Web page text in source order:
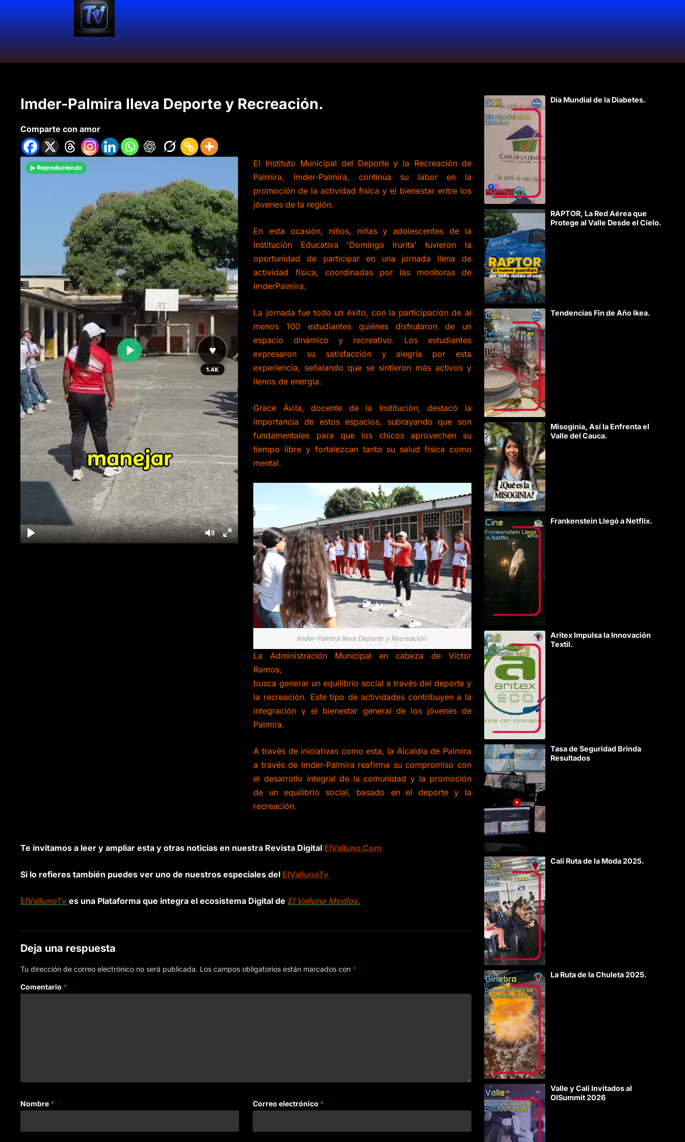
Imder-Palmira lleva Deporte y Recreación.
Comparte con amor
El Instituto Municipal del Deporte y la Recreación de
Palmira, Imder-Palmira, continúa su labor en la
promoción de la actividad física y el bienestar entre los
jóvenes de la región.
En esta ocasión, niños, niñas y adolescentes de la
Institución Educativa 'Domingo Irurita' tuvieron la
oportunidad de participar en una jornada llena de
actividad física, coordinadas por las monitoras de
ImderPalmira.
La jornada fue todo un éxito, con la participación de al
menos 100 estudiantes quiénes disfrutaron de un
espacio dinámico y recreativo. Los estudiantes
expresaron su satisfacción y alegría por esta
experiencia, señalando que se sintieron más activos y
llenos de energía.
Grace Ávila, docente de la Institución, destacó la
importancia de estos espacios, subrayando que son
fundamentales para que los chicos aprovechen su
tiempo libre y fortalezcan tanto su salud física como
mental.
Imder-Palmira lleva Deporte y Recreación.
La Administración Municipal en cabeza de Víctor
Ramos,
busca generar un equilibrio social a través del deporte y
la recreación. Este tipo de actividades contribuyen a la
integración y el bienestar general de los jóvenes de
Palmira.
A través de iniciativas como esta, la Alcaldía de Palmira
a través de Imder-Palmira reafirma su compromiso con
el desarrollo integral de la comunidad y la promoción
de un equilibrio social, basado en el deporte y la
recreación.
Te invitamos a leer y ampliar esta y otras noticias en nuestra Revista Digital ElValluno.Com
Si lo refieres también puedes ver uno de nuestros especiales del ElVallunoTv
ElVallunoTves una Plataforma que integra el ecosistema Digital de El Valluno Medios.
Deja una respuesta
Tu dirección de correo electrónico no será publicada. Los campos obligatorios están marcados con *
Comentario *
Nombre * Correo electrónico *
Día Mundial de la Diabetes.
RAPTOR, La Red Aérea que
Protege al Valle Desde el Cielo.
Tendencias Fin de Año Ikea.
Misoginia, Así la Enfrenta el
Valle del Cauca.
Frankenstein Llegó a Netflix.
Aritex Impulsa la Innovación
Textil.
Tasa de Seguridad Brinda
Resultados
Cali Ruta de la Moda 2025.
La Ruta de la Chuleta 2025.
Valle y Cali Invitados al
OISummit 2026